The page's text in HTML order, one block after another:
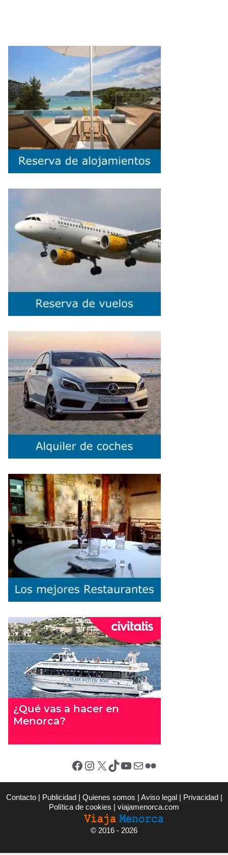
Facebook Instagram X (Twitter) TikTok YouTube Correo electrónico Flickr
Contacto | Publicidad | Quienes somos | Aviso legal | Privacidad |
Política de cookies | viajamenorca.com
© 2016 - 2026